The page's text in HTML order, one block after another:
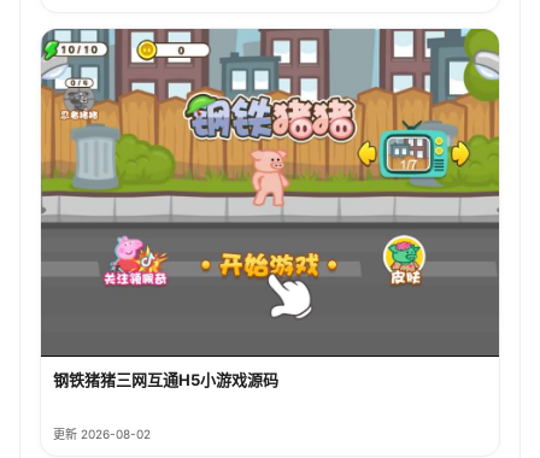
钢铁猪猪三网互通H5小游戏源码
更新 2026-08-02